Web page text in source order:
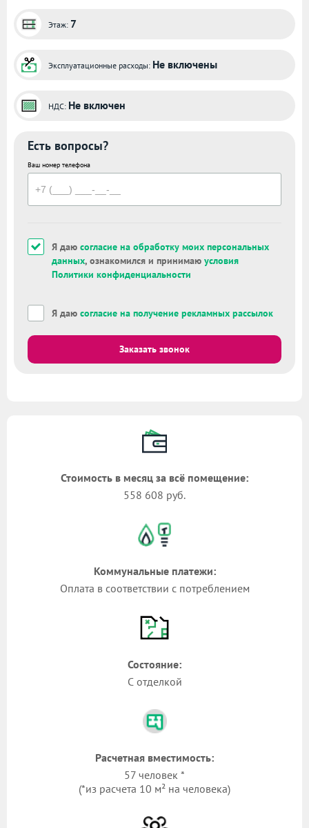
Этаж: 7
Эксплуатационные расходы: Не включены
НДС: Не включен
Есть вопросы?
Ваш номер телефона
Я даю согласие на обработку моих персональных
данных, ознакомился и принимаю условия
Политики конфиденциальности
Я даю согласие на получение рекламных рассылок
Заказать звонок
Стоимость в месяц за всё помещение:
558 608 руб.
Коммунальные платежи:
Оплата в соответствии с потреблением
Состояние:
С отделкой
Расчетная вместимость:
57 человек *
(*из расчета 10 м² на человека)